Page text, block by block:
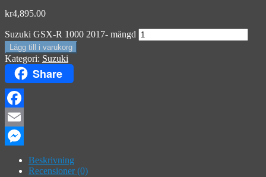
kr4,895.00
Suzuki GSX-R 1000 2017- mängd
Lägg till i varukorg
Kategori: Suzuki
Share
Facebook
Email
Messenger
Beskrivning
Recensioner (0)